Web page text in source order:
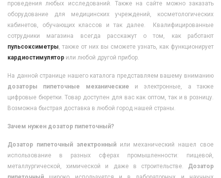
проведения любых исследований. Также на сайте можно заказать
оборудование для медицинских учреждений, косметологических
кабинетов, обучающих классов и так далее. Квалифицированные
сотрудники магазина всегда расскажут о том, как работают
пульсоксиметры, также от них вы сможете узнать, как функционирует
кардиостимулятор или любой другой прибор.
На данной странице нашего каталога представляем вашему вниманию
дозаторы пипеточные механические и электронные, а также
цифровые бюретки. Товар доступен для вас как оптом, так и в розницу.
Возможна быстрая доставка в любой город нашей страны.
Зачем нужен дозатор пипеточный?
Дозатор пипеточный электронный или механический нашел свое
использование в разных сферах промышленности: пищевой,
металлургической, химической и даже в строительстве. Дозатор